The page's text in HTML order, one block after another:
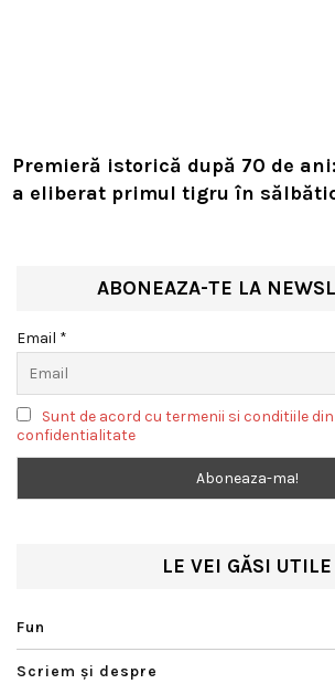
Premieră istorică după 70 de
a eliberat primul tigru în
ABONEAZA-TE LA
Email *
Sunt de acord cu termenii si conditiile
confidentialitate
LE VEI GĂSI UTILE
Fun
Scriem şi despre